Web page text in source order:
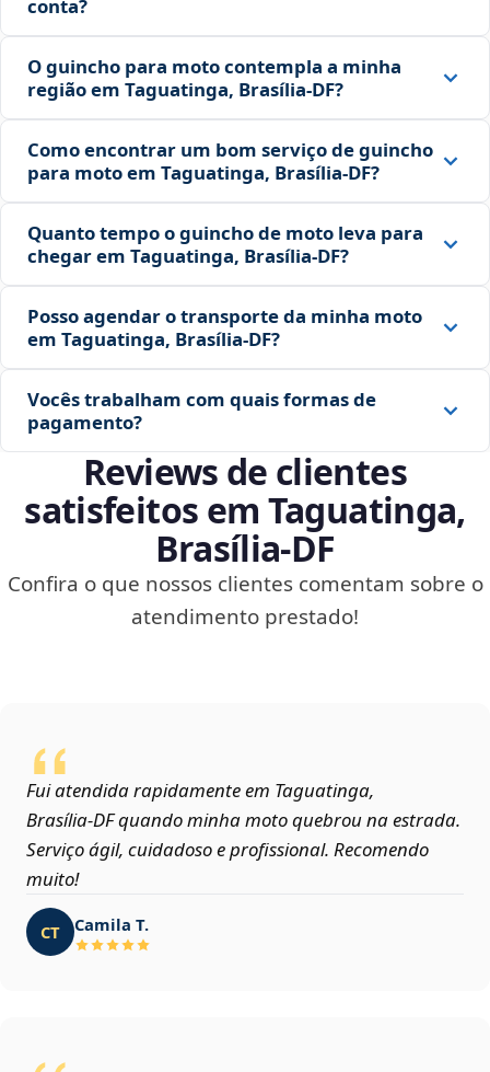
conta?
O guincho para moto contempla a minha
região em Taguatinga, Brasília‑DF?
Como encontrar um bom serviço de guincho
para moto em Taguatinga, Brasília‑DF?
Quanto tempo o guincho de moto leva para
chegar em Taguatinga, Brasília‑DF?
Posso agendar o transporte da minha moto
em Taguatinga, Brasília‑DF?
Vocês trabalham com quais formas de
pagamento?
Reviews de clientes
satisfeitos em Taguatinga,
Brasília‑DF
Confira o que nossos clientes comentam sobre o
atendimento prestado!
Fui atendida rapidamente em Taguatinga,
Brasília‑DF quando minha moto quebrou na estrada.
Serviço ágil, cuidadoso e profissional. Recomendo
muito!
CT Camila T.